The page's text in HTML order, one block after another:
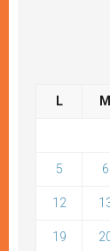
L M
5 6
12
19